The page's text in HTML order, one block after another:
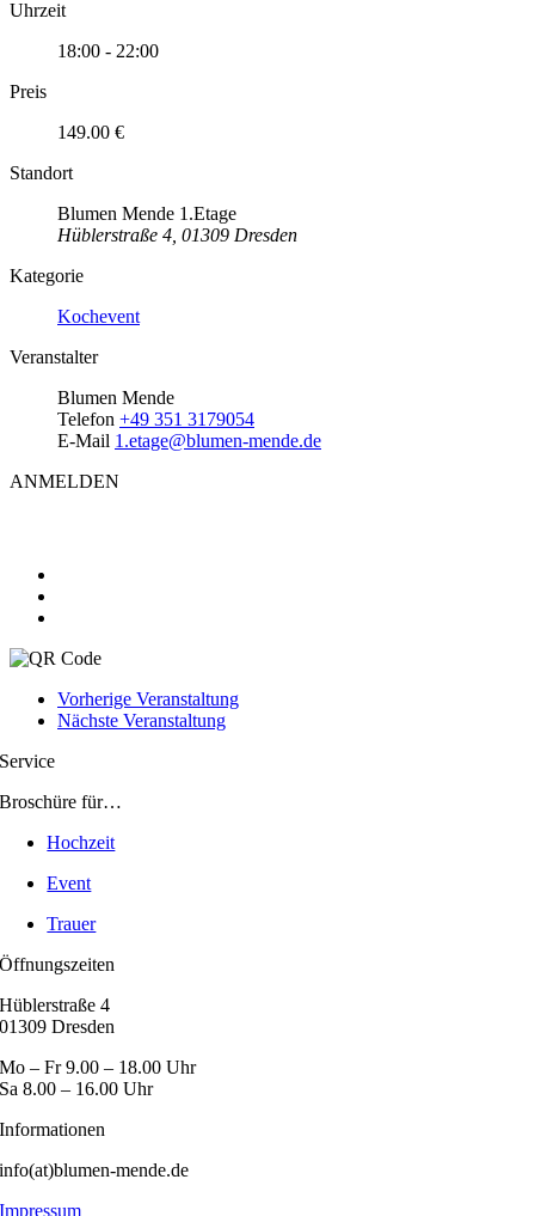
Uhrzeit
18:00 - 22:00
Preis
149.00 €
Standort
Blumen Mende 1.Etage
Hüblerstraße 4, 01309 Dresden
Kategorie
Kochevent
Veranstalter
Blumen Mende
Telefon +49 351 3179054
E-Mail 1.etage@blumen-mende.de
ANMELDEN
Vorherige Veranstaltung
Nächste Veranstaltung
Service
Broschüre für…
Hochzeit
Event
Trauer
Öffnungszeiten
Hüblerstraße 4
01309 Dresden
Mo – Fr 9.00 – 18.00 Uhr
Sa 8.00 – 16.00 Uhr
Informationen
info(at)blumen-mende.de
Impressum